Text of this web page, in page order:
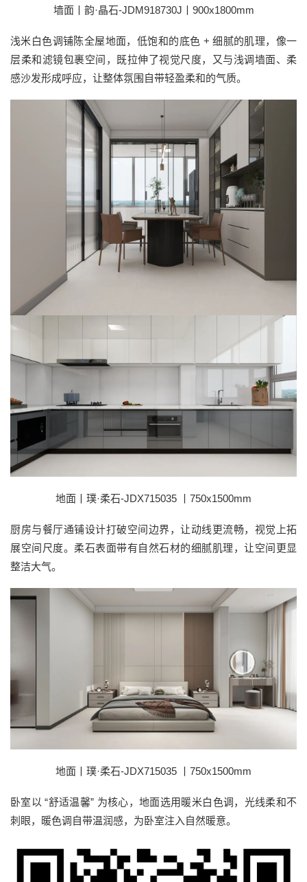
墙面丨韵·晶石-JDM918730J丨900x1800mm
浅米白色调铺陈全屋地面，低饱和的底色 + 细腻的肌理，像一
层柔和滤镜包裹空间，既拉伸了视觉尺度，又与浅调墙面、柔
感沙发形成呼应，让整体氛围自带轻盈柔和的气质。
地面丨璞·柔石-JDX715035 丨750x1500mm
厨房与餐厅通铺设计打破空间边界，让动线更流畅，视觉上拓
展空间尺度。柔石表面带有自然石材的细腻肌理，让空间更显
整洁大气。
地面丨璞·柔石-JDX715035 丨750x1500mm
卧室以 “舒适温馨” 为核心，地面选用暖米白色调，光线柔和不
刺眼，暖色调自带温润感，为卧室注入自然暖意。